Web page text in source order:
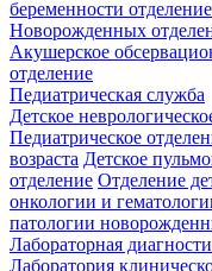
беременности отделение
Новорожденных
Акушерское
отделение
Педиатрическая служба
Детское
Педиатрическое
возраста Детское
отделение Отделение
онкологии и
патологии
Лабораторная
Лаборатория